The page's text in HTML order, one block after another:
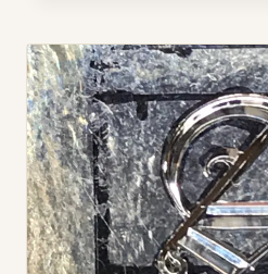
グ
リ
ッ
シ
ュ
数
字
彫
金
彫
刻
ENGRAVING
OLD
ENGLISH
NUMERAL